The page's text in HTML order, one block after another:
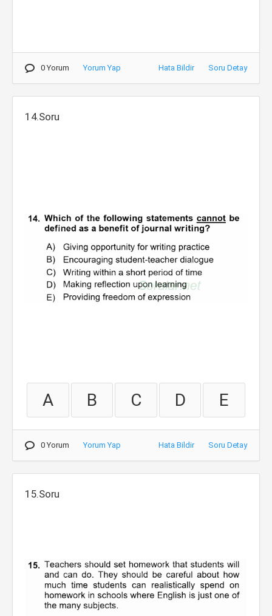
0 Yorum Yorum Yap Hata Bildir Soru Detay
14.Soru
A B C D E
0 Yorum Yorum Yap Hata Bildir Soru Detay
15.Soru